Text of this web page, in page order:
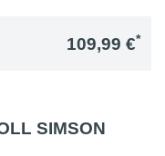
109,99 €*
SIMSON